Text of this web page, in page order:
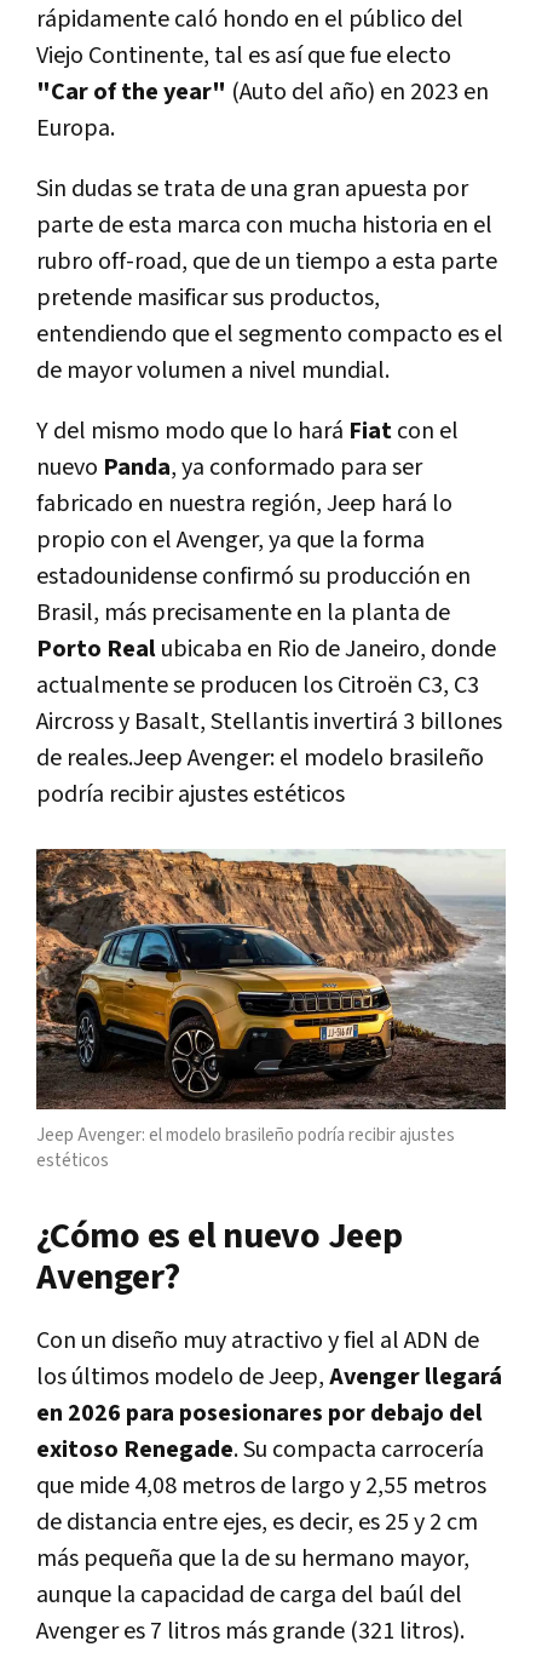
rápidamente caló hondo en el público del
Viejo Continente, tal es así que fue electo
"Car of the year" (Auto del año) en 2023 en
Europa.
Sin dudas se trata de una gran apuesta por
parte de esta marca con mucha historia en el
rubro off-road, que de un tiempo a esta parte
pretende masificar sus productos,
entendiendo que el segmento compacto es el
de mayor volumen a nivel mundial.
Y del mismo modo que lo hará Fiatcon el
nuevo Panda, ya conformado para ser
fabricado en nuestra región, Jeep hará lo
propio con el Avenger, ya que la forma
estadounidense confirmó su producción en
Brasil, más precisamente en la planta de
Porto Realubicaba en Rio de Janeiro, donde
actualmente se producen los Citroën C3, C3
Aircross y Basalt, Stellantis invertirá 3 billones
de reales.Jeep Avenger: el modelo brasileño
podría recibir ajustes estéticos
Jeep Avenger: el modelo brasileño podría recibir ajustes
estéticos
¿Cómo es el nuevo Jeep
Avenger?
Con un diseño muy atractivo y fiel al ADN de
los últimos modelo de Jeep,Avenger llegará
en 2026 para posesionares por debajo del
exitoso Renegade. Su compacta carrocería
que mide 4,08 metros de largo y 2,55 metros
de distancia entre ejes, es decir, es 25 y 2 cm
más pequeña que la de su hermano mayor,
aunque la capacidad de carga del baúl del
Avenger es 7 litros más grande (321 litros).